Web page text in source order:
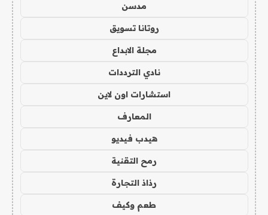
مدسن
روتانا تسويق
مجلة الابداع
نادي الترددات
استشارات اون لاين
المعارف
هيدب فيديو
رمح التقنية
رذاذ التجارة
طعم وكيف